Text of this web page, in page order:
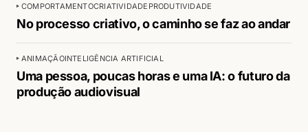
COMPORTAMENTOCRIATIVIDADE PRODUTIVIDADE
No processo criativo, o caminho se faz ao andar
ANIMAÇÃOINTELIGÊNCIA ARTIFICIAL
Uma pessoa, poucas horas e uma IA: o futuro da
produção audiovisual